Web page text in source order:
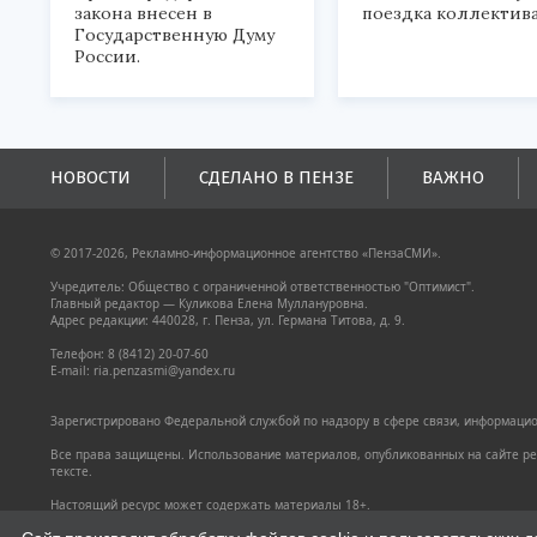
закона внесен в
Государственную Думу
России.
поездка
НОВОСТИ СДЕЛАНО В ПЕНЗЕ ВАЖНО
© 2017-2026, Рекламно-информационное агентство «ПензаСМИ».
Учредитель: Общество с ограниченной ответственностью "Оптимист".
Главный редактор — Куликова Елена Муллануровна.
Адрес редакции: 440028, г. Пенза, ул. Германа Титова, д. 9.
Телефон: 8 (8412) 20-07-60
E-mail: ria.penzasmi@yandex.ru
Зарегистрировано Федеральной службой по надзору в сфере связи,
Все права защищены. Использование материалов, опубликованных на сайте
тексте.
Настоящий ресурс может содержать материалы 18+.